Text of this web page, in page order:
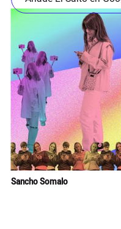
Sancho Somalo